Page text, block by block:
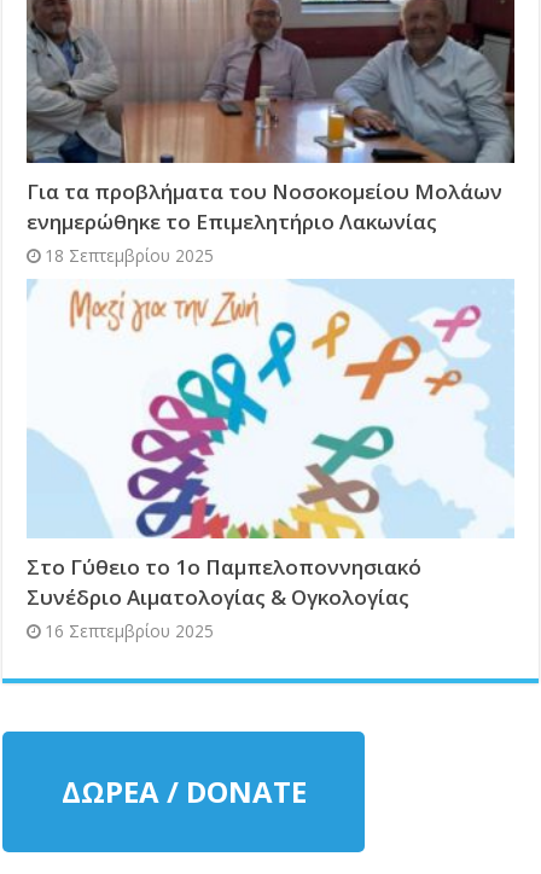
Για τα προβλήματα του Νοσοκομείου Μολάων
ενημερώθηκε το Επιμελητήριο Λακωνίας
18 Σεπτεμβρίου 2025
Στο Γύθειο το 1ο Παμπελοποννησιακό
Συνέδριο Αιματολογίας & Ογκολογίας
16 Σεπτεμβρίου 2025
ΔΩΡΕΑ / DONATE